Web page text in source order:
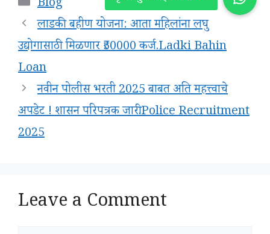
Blog
लाडकी बहीण योजना: आता महिलांना लघु
उद्योगासाठी मिळणार ₹50000 कर्ज.Ladki Bahin
Loan
नवीन पोलीस भरती 2025 बाबत अति महत्त्वाचे
अपडेट ! शासन परिपत्रक जारी.Police Recruitment
2025
Leave a Comment